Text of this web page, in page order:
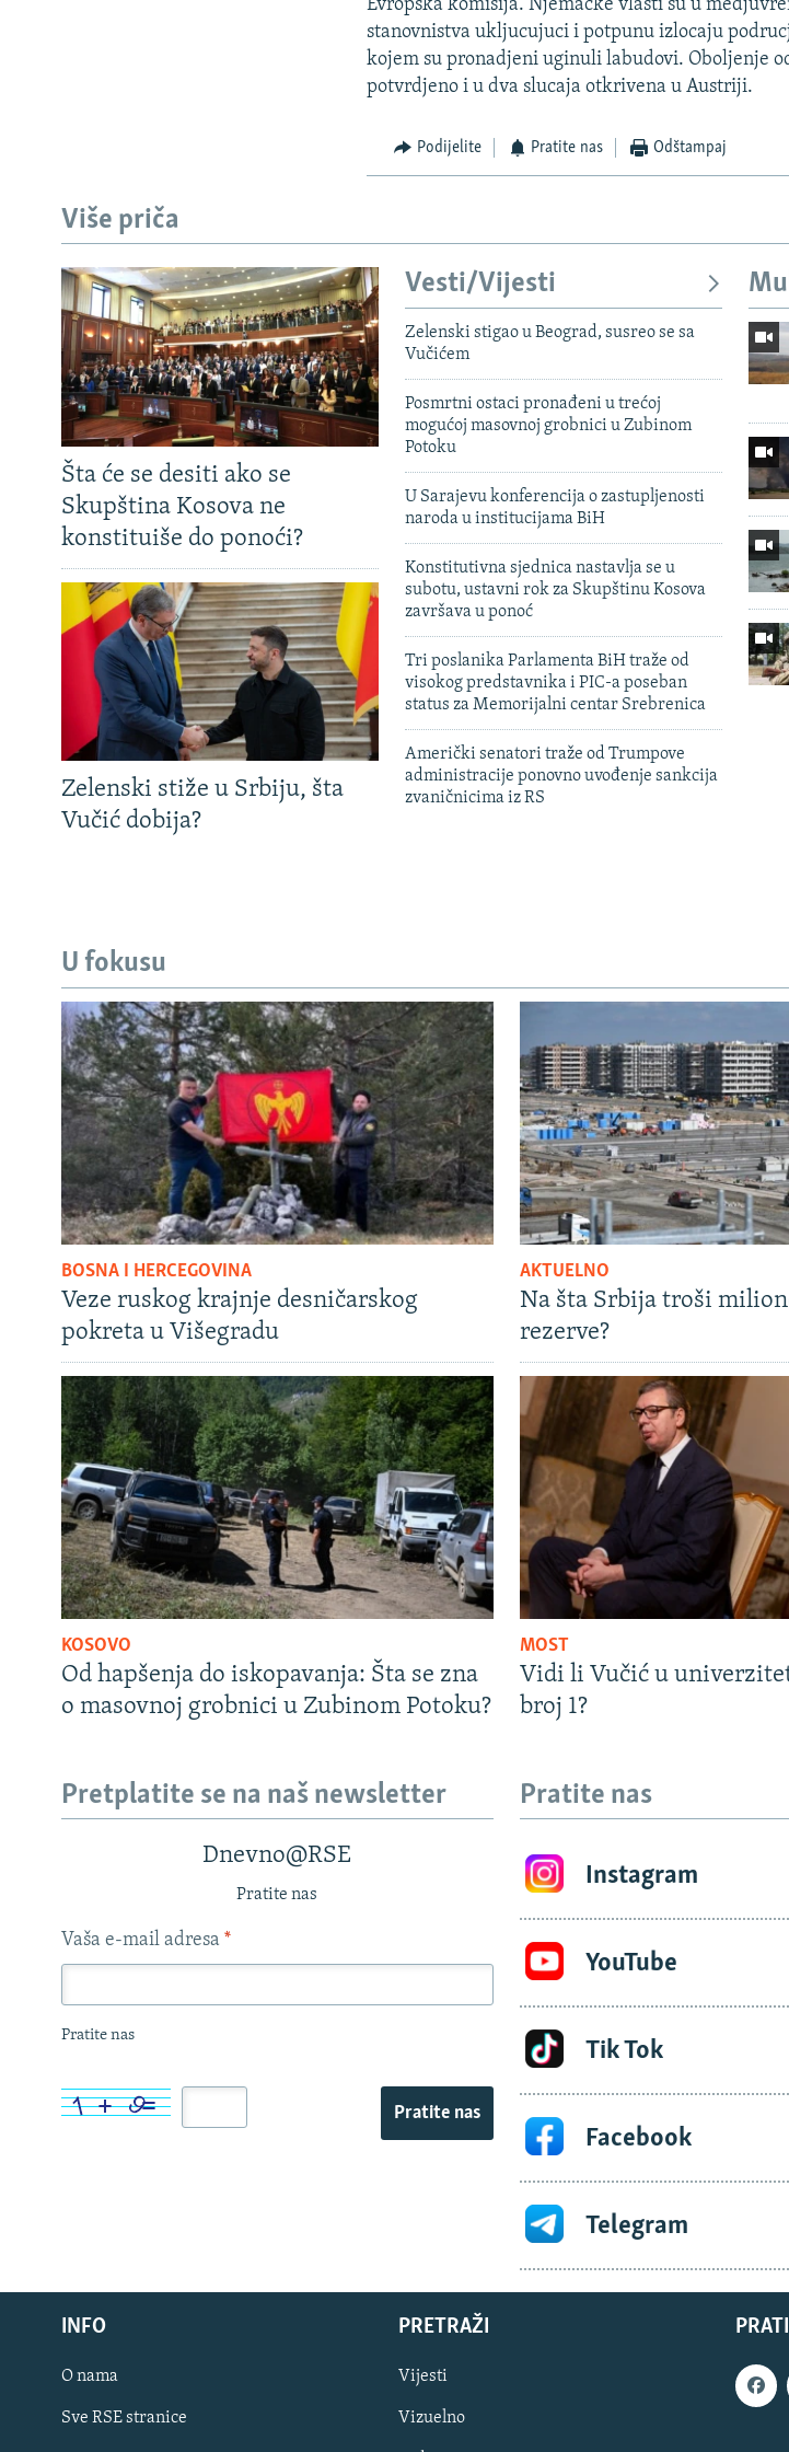
TV LIBERTY
POST SCRIPTUM
MOJA EVROPA
TRI DECENIJE OD RATA U BIH
SVE KARTE DEJTONA
NASTANAK I RASPAD JUGOSLAVIJE
Evropska komisija. Njemacke vlasti su u
stanovnistva ukljucujuci i potpunu izlocaju
kojem su pronadjeni uginuli labudovi. Oboljenje
potvrdjeno i u dva slucaja otkrivena u Austriji.
Podijelite Pratite nas Odštampaj
Više priča
Šta će se desiti ako se
Skupština Kosova ne
konstituiše do ponoći?
Zelenski stiže u Srbiju, šta
Vučić dobija?
Vesti/Vijesti
Zelenski stigao u Beograd, susreo se sa
Vučićem
Posmrtni ostaci pronađeni u trećoj
mogućoj masovnoj grobnici u Zubinom
Potoku
U Sarajevu konferencija o zastupljenosti
naroda u institucijama BiH
Konstitutivna sjednica nastavlja se u
subotu, ustavni rok za Skupštinu Kosova
završava u ponoć
Tri poslanika Parlamenta BiH traže od
visokog predstavnika i PIC-a poseban
status za Memorijalni centar Srebrenica
Američki senatori traže od Trumpove
administracije ponovno uvođenje sankcija
zvaničnicima iz RS
U fokusu
BOSNA I HERCEGOVINA
Veze ruskog krajnje desničarskog
pokreta u Višegradu
AKTUELNO
Na šta Srbija troši
rezerve?
KOSOVO
Od hapšenja do iskopavanja: Šta se zna
o masovnoj grobnici u Zubinom Potoku?
MOST
Vidi li Vučić u
broj 1?
Pretplatite se na naš newsletter
Dnevno@RSE
Pratite nas
Vaša e-mail adresa *
Pratite nas
Pratite nas
Pratite nas
Instagram
YouTube
Tik Tok
Facebook
Telegram
INFO
O nama
Sve RSE stranice
PRETRAŽI
Vijesti
Vizuelno